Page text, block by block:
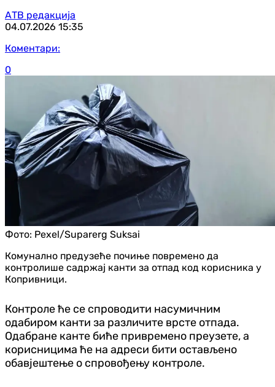
АТВ редакција
04.07.2026 15:35
Коментари:
0
Фото: Pexel/Suparerg Suksai
Комунално предузеће почиње повремено да
контролише садржај канти за отпад код корисника у
Копривници.
Контроле ће се спроводити насумичним
одабиром канти за различите врсте отпада.
Одабране канте биће привремено преузете, а
корисницима ће на адреси бити остављено
обавјештење о спровођењу контроле.